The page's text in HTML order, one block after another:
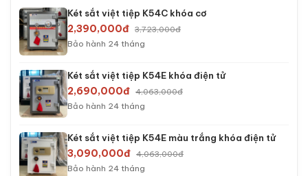
Két sắt việt tiệp K54C khóa cơ
2,390,000đ 3,723,000đ
Bảo hành 24 tháng
Két sắt việt tiệp K54E khóa điện tử
2,690,000đ 4,063,000đ
Bảo hành 24 tháng
Két sắt việt tiệp K54E màu trắng khóa điện tử
3,090,000đ 4,063,000đ
Bảo hành 24 tháng